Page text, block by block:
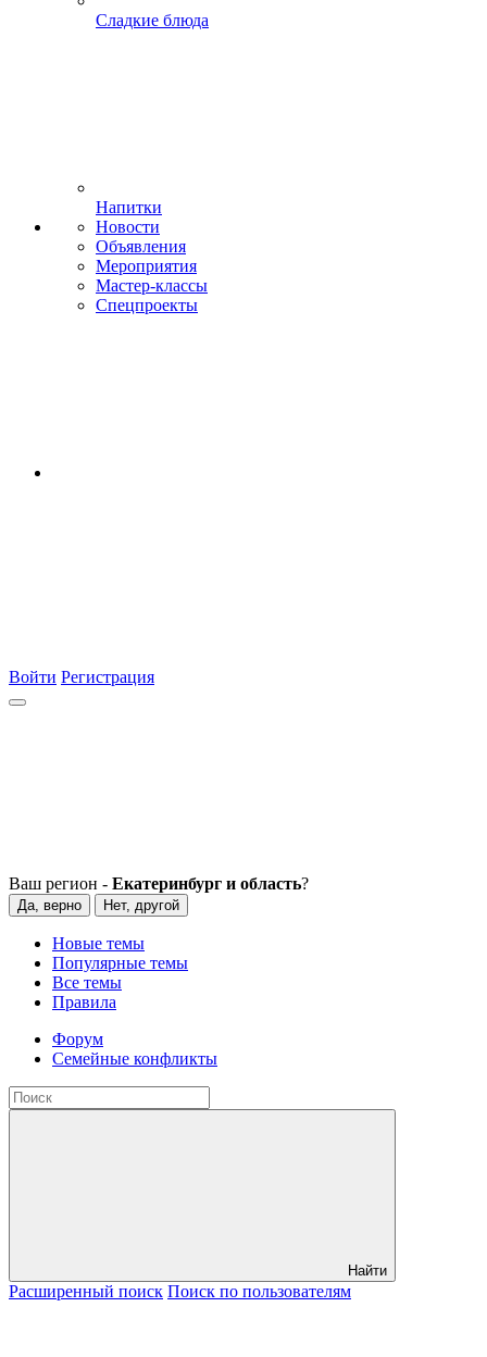
Сладкие блюда
Напитки
Новости
Объявления
Мероприятия
Мастер-классы
Спецпроекты
Войти Регистрация
Ваш регион - Екатеринбург и область?
Да, верно Нет, другой
Новые темы
Популярные темы
Все темы
Правила
Форум
Семейные конфликты
Найти
Расширенный поиск Поиск по пользователям